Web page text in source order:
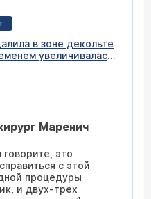
107-75-54.
в зоне декольте
увеличивалась.
которая
Подскажите,
я могу хотя бы
Маренич
это
с этой
процедуры
и двух-трех